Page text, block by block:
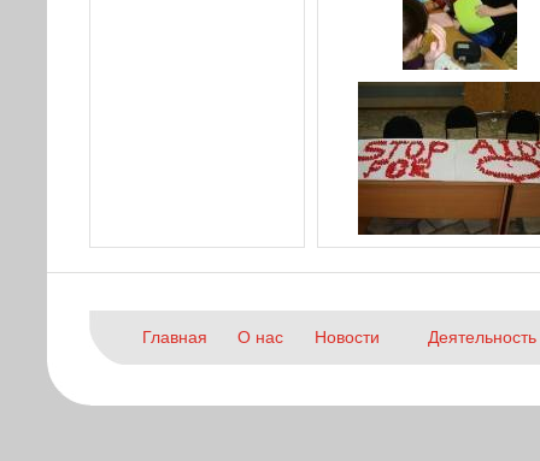
Главная О нас Новости Деятельность